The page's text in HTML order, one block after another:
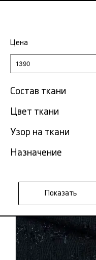
-15% на ткани по промокоду
Ткань твид
Фильтр
Показать все
Цена
Состав ткани
Цвет ткани
Узор на ткани
Назначение